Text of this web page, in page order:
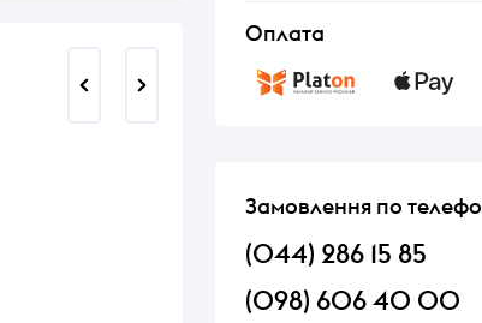
Оплата
Замовлення по
(044) 286 15 85
(098) 606 40 00